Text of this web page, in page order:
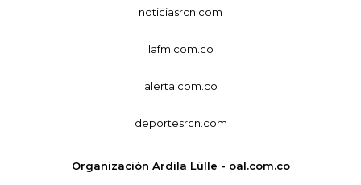
noticiasrcn.com
lafm.com.co
alerta.com.co
deportesrcn.com
Organización Ardila Lülle - oal.com.co